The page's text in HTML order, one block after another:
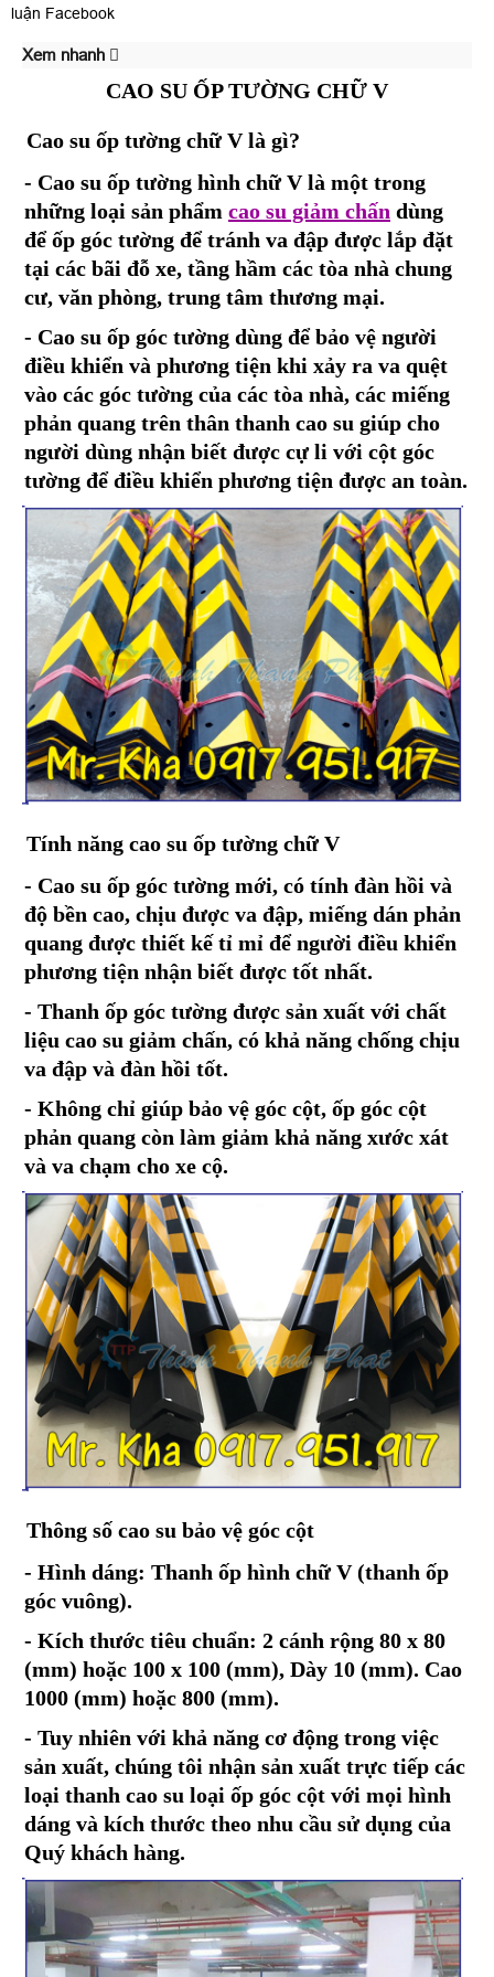
luận Facebook
Xem nhanh
CAO SU ỐP TƯỜNG CHỮ V
Cao su ốp tường chữ V là gì?
- Cao su ốp tường hình chữ V là một trong
những loại sản phẩm cao su giảm chấn dùng
để ốp góc tường để tránh va đập được lắp đặt
tại các bãi đỗ xe, tầng hầm các tòa nhà chung
cư, văn phòng, trung tâm thương mại.
- Cao su ốp góc tường dùng để bảo vệ người
điều khiển và phương tiện khi xảy ra va quệt
vào các góc tường của các tòa nhà, các miếng
phản quang trên thân thanh cao su giúp cho
người dùng nhận biết được cự li với cột góc
tường để điều khiển phương tiện được an toàn.
Tính năng cao su ốp tường chữ V
- Cao su ốp góc tường mới, có tính đàn hồi và
độ bền cao, chịu được va đập, miếng dán phản
quang được thiết kế tỉ mỉ để người điều khiển
phương tiện nhận biết được tốt nhất.
- Thanh ốp góc tường được sản xuất với chất
liệu cao su giảm chấn, có khả năng chống chịu
va đập và đàn hồi tốt.
- Không chỉ giúp bảo vệ góc cột, ốp góc cột
phản quang còn làm giảm khả năng xước xát
và va chạm cho xe cộ.
Thông số cao su bảo vệ góc cột
- Hình dáng: Thanh ốp hình chữ V (thanh ốp
góc vuông).
- Kích thước tiêu chuẩn: 2 cánh rộng 80 x 80
(mm) hoặc 100 x 100 (mm), Dày 10 (mm). Cao
1000 (mm) hoặc 800 (mm).
- Tuy nhiên với khả năng cơ động trong việc
sản xuất, chúng tôi nhận sản xuất trực tiếp các
loại thanh cao su loại ốp góc cột với mọi hình
dáng và kích thước theo nhu cầu sử dụng của
Quý khách hàng.